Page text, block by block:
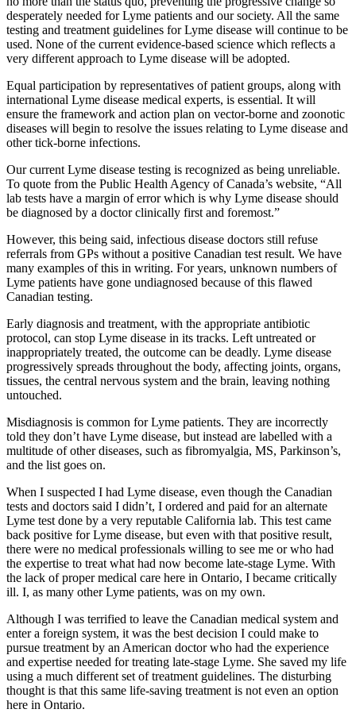
desperately needed for Lyme patients and our society. All the same
testing and treatment guidelines for Lyme disease will continue to be
used. None of the current evidence-based science which reflects a
very different approach to Lyme disease will be adopted.
Equal participation by representatives of patient groups, along with
international Lyme disease medical experts, is essential. It will
ensure the framework and action plan on vector-borne and zoonotic
diseases will begin to resolve the issues relating to Lyme disease and
other tick-borne infections.
Our current Lyme disease testing is recognized as being unreliable.
To quote from the Public Health Agency of Canada’s website, “All
lab tests have a margin of error which is why Lyme disease should
be diagnosed by a doctor clinically first and foremost.”
However, this being said, infectious disease doctors still refuse
referrals from GPs without a positive Canadian test result. We have
many examples of this in writing. For years, unknown numbers of
Lyme patients have gone undiagnosed because of this flawed
Canadian testing.
Early diagnosis and treatment, with the appropriate antibiotic
protocol, can stop Lyme disease in its tracks. Left untreated or
inappropriately treated, the outcome can be deadly. Lyme disease
progressively spreads throughout the body, affecting joints, organs,
tissues, the central nervous system and the brain, leaving nothing
untouched.
Misdiagnosis is common for Lyme patients. They are incorrectly
told they don’t have Lyme disease, but instead are labelled with a
multitude of other diseases, such as fibromyalgia, MS, Parkinson’s,
and the list goes on.
When I suspected I had Lyme disease, even though the Canadian
tests and doctors said I didn’t, I ordered and paid for an alternate
Lyme test done by a very reputable California lab. This test came
back positive for Lyme disease, but even with that positive result,
there were no medical professionals willing to see me or who had
the expertise to treat what had now become late-stage Lyme. With
the lack of proper medical care here in Ontario, I became critically
ill. I, as many other Lyme patients, was on my own.
Although I was terrified to leave the Canadian medical system and
enter a foreign system, it was the best decision I could make to
pursue treatment by an American doctor who had the experience
and expertise needed for treating late-stage Lyme. She saved my life
using a much different set of treatment guidelines. The disturbing
thought is that this same life-saving treatment is not even an option
here in Ontario.